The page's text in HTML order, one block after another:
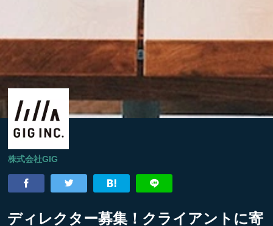
株式会社GIG
ディレクター募集！クライアントに寄